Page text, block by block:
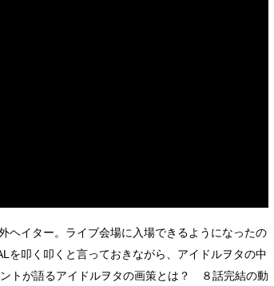
ヘイター。ライブ会場に入場できるようになったの
を叩く叩くと言っておきながら、アイドルヲタの中
トが語るアイドルヲタの画策とは？ ８話完結の動